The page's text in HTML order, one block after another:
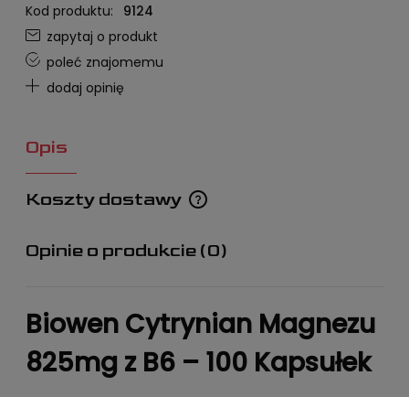
Kod produktu:
9124
zapytaj o produkt
poleć znajomemu
dodaj opinię
Opis
Koszty dostawy
Cena nie zawiera ewentualnych kosztów płatności
Opinie o produkcie (0)
Biowen Cytrynian Magnezu
825mg z B6 – 100 Kapsułek